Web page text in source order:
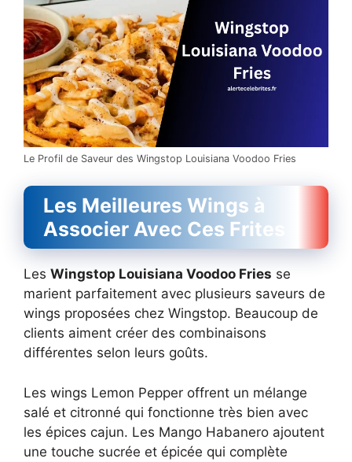
Le Profil de Saveur des Wingstop Louisiana Voodoo Fries
Les Meilleures Wings à
Associer Avec Ces Frites
Les Wingstop Louisiana Voodoo Fries se
marient parfaitement avec plusieurs saveurs de
wings proposées chez Wingstop. Beaucoup de
clients aiment créer des combinaisons
différentes selon leurs goûts.
Les wings Lemon Pepper offrent un mélange
salé et citronné qui fonctionne très bien avec
les épices cajun. Les Mango Habanero ajoutent
une touche sucrée et épicée qui complète